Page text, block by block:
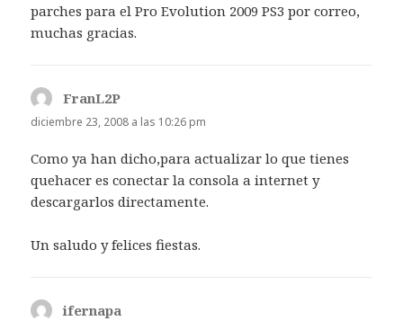
parches para el Pro Evolution 2009 PS3 por correo,
muchas gracias.
FranL2P
diciembre 23, 2008 a las 10:26 pm
Como ya han dicho,para actualizar lo que tienes
quehacer es conectar la consola a internet y
descargarlos directamente.
Un saludo y felices fiestas.
ifernapa